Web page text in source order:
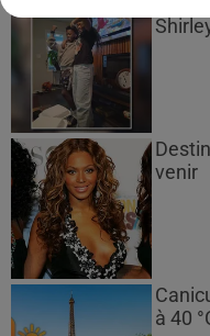
venir
à 40